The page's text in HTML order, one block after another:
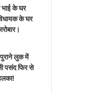
के घर
के घर
लुक में
पसंद फिर से